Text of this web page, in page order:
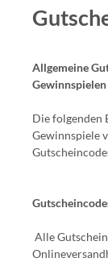
Allgemeine
Gewinnspielen
Die folgenden
Gewinnspiele
Alle